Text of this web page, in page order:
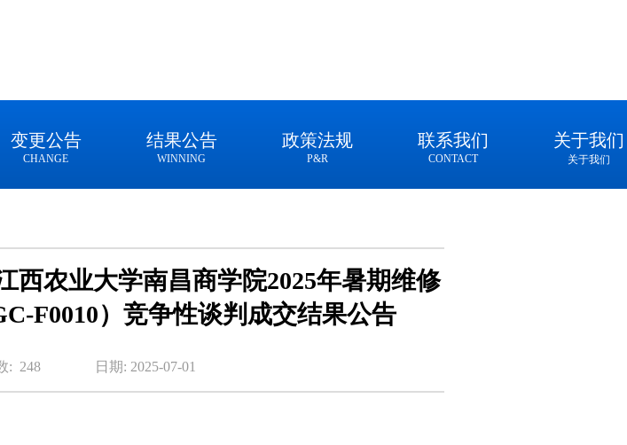
变更公告
CHANGE
结果公告
WINNING
政策法规
P&R
联系我们
CONTACT
关于我们
关于我们
西农业大学南昌商学院2025年暑期维修
F0010）竞争性谈判成交结果公告
: 248 日期: 2025-07-01